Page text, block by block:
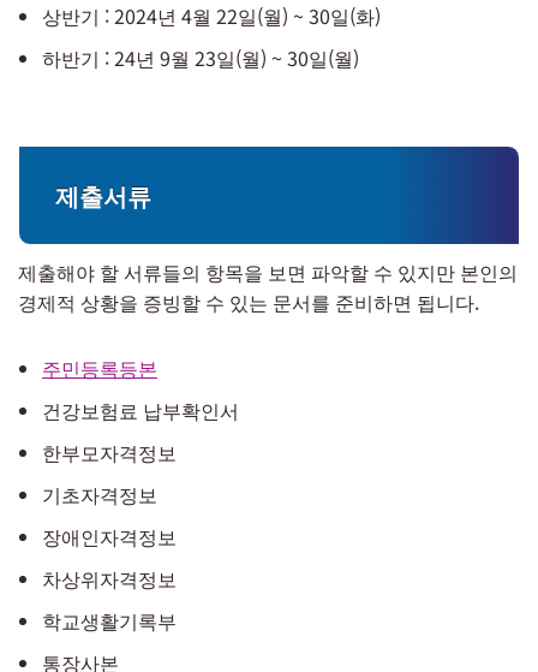
상반기 : 2024년 4월 22일(월) ~ 30일(화)
하반기 : 24년 9월 23일(월) ~ 30일(월)
제출서류
제출해야 할 서류들의 항목을 보면 파악할 수 있지만 본인의
경제적 상황을 증빙할 수 있는 문서를 준비하면 됩니다.
주민등록등본
건강보험료 납부확인서
한부모자격정보
기초자격정보
장애인자격정보
차상위자격정보
학교생활기록부
통장사본